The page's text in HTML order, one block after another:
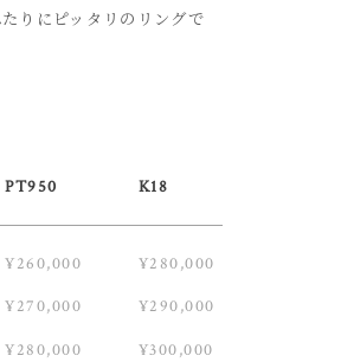
りにピッタリのリングで
PT950 K18
¥260,000 ¥280,000
¥270,000 ¥290,000
¥280,000 ¥300,000